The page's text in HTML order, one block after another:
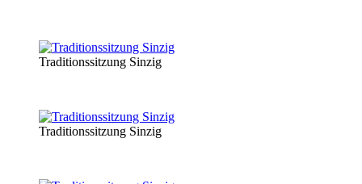
Traditionssitzung Sinzig
Traditionssitzung Sinzig